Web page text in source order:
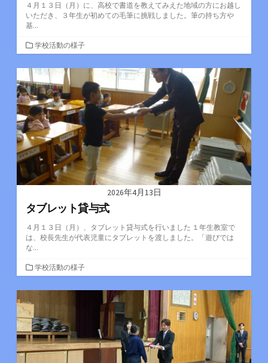
４月１３日（月）に、高校で書道を教えてみえた地域の方にお越し
いただき、３年生が初めての毛筆に挑戦しました。筆の持ち方や
基...
カ
テ
ゴ
リ
ー
学校活動の様子
2026年4月13日
タブレット貸与式
４月１３日（月）、タブレット貸与式を行いました １年生教室で
は、校長先生が代表児童にタブレットを渡しました。「遊びでは
な...
カ
テ
ゴ
ー
学校活動の様子